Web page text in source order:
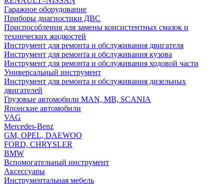
Гаражное оборудование
Приборы диагностики ДВС
Приспособления для замены консистентных смазок и
технических жидкостей
Инструмент для ремонта и обслуживания двигателя
Инструмент для ремонта и обслуживания кузова
Инструмент для ремонта и обслуживания ходовой части
Универсальный инструмент
Инструмент для ремонта и обслуживания дизельных
двигателей
Грузовые автомобили MAN, MB, SCANIA
Японские автомобили
VAG
Mercedes-Benz
GM, OPEL, DAEWOO
FORD, CHRYSLER
BMW
Вспомогательный инструмент
Аксессуары
Инструментальная мебель